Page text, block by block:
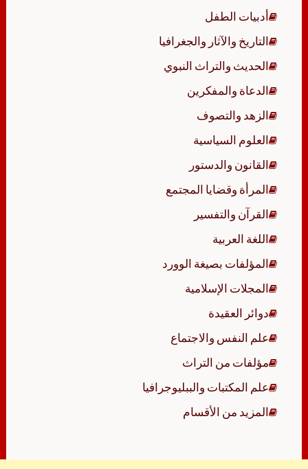
أدبيات الطفل
التاريخ والآثار والجغرافيا
الحديث والتراث النبوي
الدعاة والمفكرين
الزهد والتصوف
العلوم السياسية
القانون والدستور
المرأة وقضايا المجتمع
القرآن والتفسير
اللغة العربية
المؤلفات بصيغة الوورد
المجلات الإسلامية
دوائر العقيدة
علم النفس والاجتماع
مؤلفات من التراث
علم المكتبات والببليوجرافيا
المزيد من الأقسام